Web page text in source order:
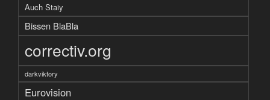
Auch Staiy
Bissen BlaBla
correctiv.org
darkviktory
Eurovision